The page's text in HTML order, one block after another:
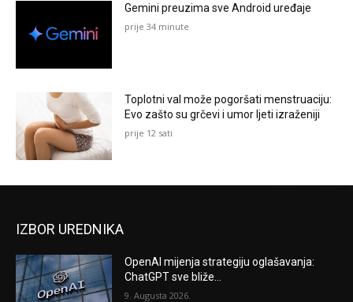
Gemini preuzima sve Android uređaje
prije 34 minute
Toplotni val može pogoršati menstruaciju:
Evo zašto su grčevi i umor ljeti izraženiji
prije 12 sati
IZBOR UREDNIKA
OpenAI mijenja strategiju oglašavanja:
ChatGPT sve bliže...
9. Augusta 2026.